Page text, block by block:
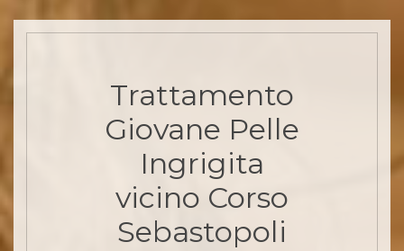
Trattamento
Giovane Pelle
Ingrigita
vicino Corso
Sebastopoli